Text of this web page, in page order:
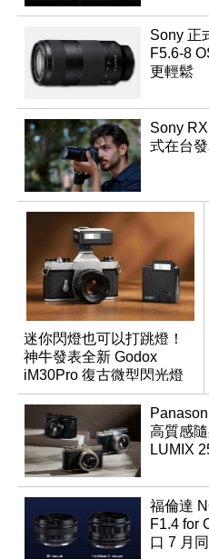
Sony 正
F5.6-8
更輕鬆
Sony
式在台
迷你閃燈也可以打跳燈！
神牛發表全新 Godox
iM30Pro 復古微型閃光燈
高質感
LUMIX
福倫達
F1.4 for
口 7 月